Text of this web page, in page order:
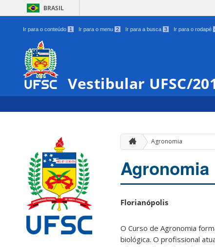
BRASIL
Ir para o conteúdo 1 Ir para o menu 2 Ir para a busca 3 Ir para o rodapé
Vestibular UFSC/
Agronomia
Agronomia
Florianópolis
O Curso de Agronomia
biológica. O profissional